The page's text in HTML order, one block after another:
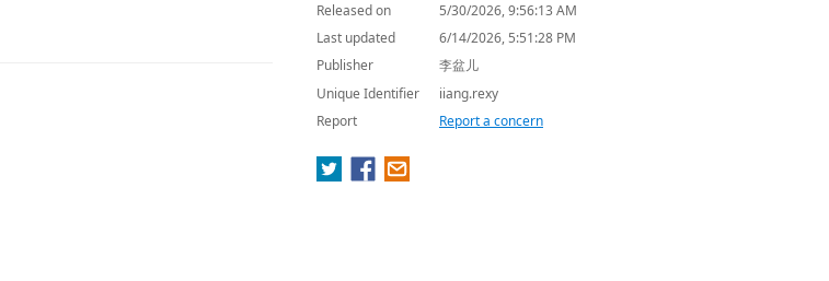
Released on
5/30/2026, 9:56:13 AM
Last updated
6/14/2026, 5:51:28 PM
Publisher
李盆儿
Unique Identifier
iiang.rexy
Report
Report a concern